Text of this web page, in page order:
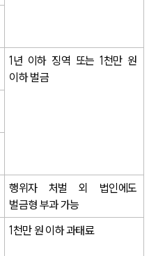
1년 이하 징역 또는 1천만 원
이하 벌금
행위자 처벌 외 법인에도
벌금형 부과 가능
1천만 원 이하 과태료